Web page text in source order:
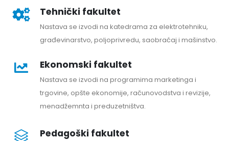
Tehnički fakultet
Nastava se izvodi na katedrama za elektrotehniku,
građevinarstvo, poljoprivredu, saobraćaj i mašinstvo.
Ekonomski fakultet
Nastava se izvodi na programima marketinga i
trgovine, opšte ekonomije, računovodstva i revizije,
menadžemnta i preduzetništva.
Pedagoški fakultet